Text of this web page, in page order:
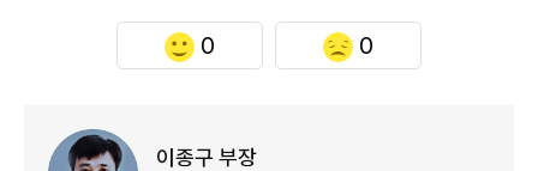
0 0
이종구 부장